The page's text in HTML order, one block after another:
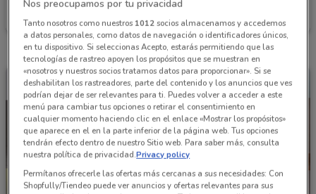
Caduca Lunes 2.3 km
NUEVO
Nos preocupamos por tu privacidad
Tanto nosotros como nuestros 1012socios almacenamos y accedemos
a datos personales, como datos de navegación o identificadores únicos,
en tu dispositivo. Si seleccionas Acepto, estarás permitiendo que las
tecnologías de rastreo apoyen los propósitos que se muestran en
«nosotros y nuestros socios tratamos datos para proporcionar». Si se
deshabilitan los rastreadores, parte del contenido y los anuncios que ves
podrían dejar de ser relevantes para ti. Puedes volver a acceder a este
menú para cambiar tus opciones o retirar el consentimiento en
cualquier momento haciendo clic en el enlace «Mostrar los propósitos»
que aparece en el en la parte inferior de la página web. Tus opciones
tendrán efecto dentro de nuestro Sitio web. Para saber más, consulta
nuestra política de privacidad.Privacy policy
Permítanos ofrecerle las ofertas más cercanas a sus necesidades: Con
Shopfully/Tiendeo puede ver anuncios y ofertas relevantes para sus